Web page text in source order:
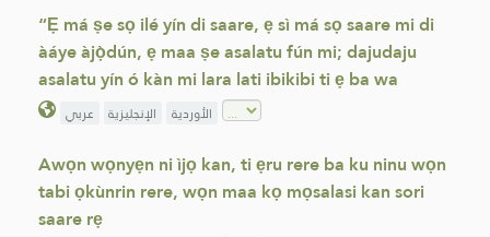
“Ẹ má ṣe sọ ilé yín di saare, ẹ sì má sọ saare mi di
àáye àjọ̀dún, ẹ maa ṣe asalatu fún mi; dajudaju
asalatu yín ó kàn mi lara lati ibikibi ti ẹ ba wa
عربي الإنجليزية الأوردية
Awọn wọnyẹn ni ìjọ kan, ti ẹru rere ba ku ninu wọn
tabi ọkùnrin rere, wọn maa kọ mọsalasi kan sori
saare rẹ